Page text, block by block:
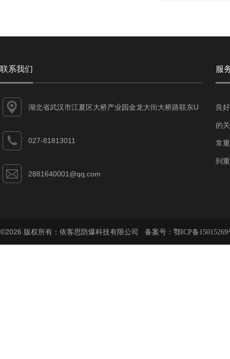
联系我们
湖北省武汉市江夏区大桥产业园金龙大街大桥路联东U
027-81813011
2881640001@qq.com
服
良
的
常
到
©2026 版权所有：依客思防爆科技有限公司 备案号： 鄂ICP备15015269